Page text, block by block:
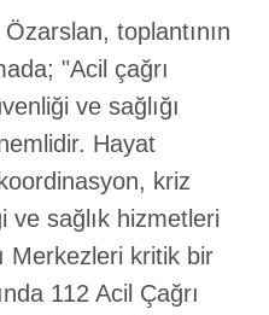
toplantının
"Acil çağrı
ve sağlığı
Hayat
kriz
ve sağlık hizmetleri
Merkezleri kritik bir
112 Acil Çağrı